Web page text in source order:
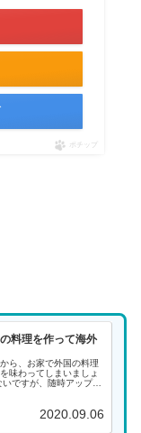
ポチップ
料理を作って海外
ら、お家で外国の料理
味わってしまいましょ
ですが、随時アップし
2020.09.06